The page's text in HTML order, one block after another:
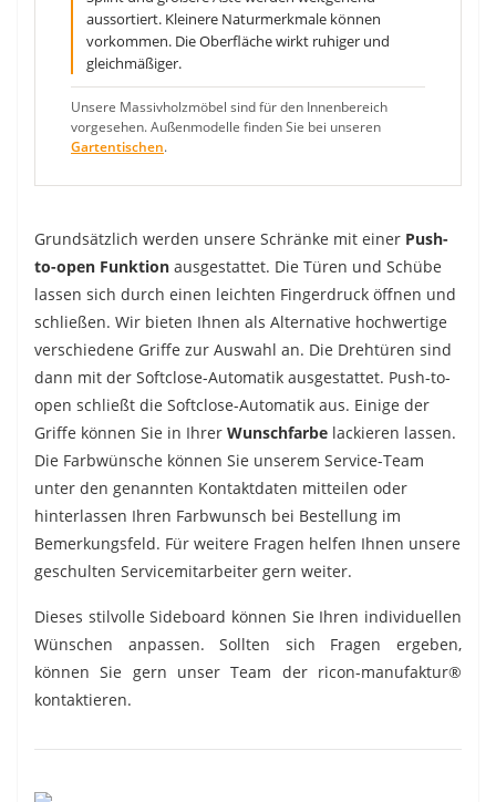
aussortiert. Kleinere Naturmerkmale können
vorkommen. Die Oberfläche wirkt ruhiger und
gleichmäßiger.
Unsere Massivholzmöbel sind für den Innenbereich
vorgesehen. Außenmodelle finden Sie bei unseren
Gartentischen.
Grundsätzlich werden unsere Schränke mit einer Push-
to-open Funktion ausgestattet. Die Türen und Schübe
lassen sich durch einen leichten Fingerdruck öffnen und
schließen. Wir bieten Ihnen als Alternative hochwertige
verschiedene Griffe zur Auswahl an. Die Drehtüren sind
dann mit der Softclose-Automatik ausgestattet. Push-to-
open schließt die Softclose-Automatik aus. Einige der
Griffe können Sie in Ihrer Wunschfarbe lackieren lassen.
Die Farbwünsche können Sie unserem Service-Team
unter den genannten Kontaktdaten mitteilen oder
hinterlassen Ihren Farbwunsch bei Bestellung im
Bemerkungsfeld. Für weitere Fragen helfen Ihnen unsere
geschulten Servicemitarbeiter gern weiter.
Dieses stilvolle Sideboard können Sie Ihren individuellen
Wünschen anpassen. Sollten sich Fragen ergeben,
können Sie gern unser Team der ricon-manufaktur®
kontaktieren.